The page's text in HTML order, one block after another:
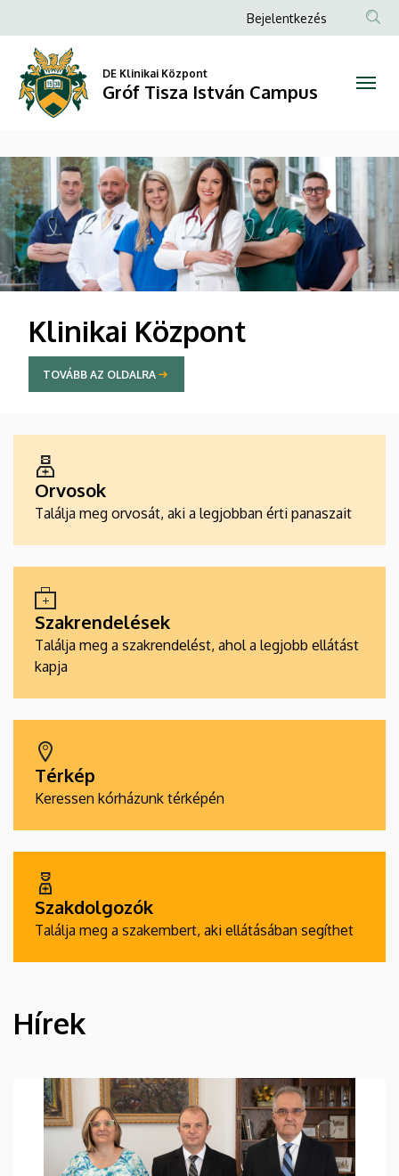
Tisza
István
Campus
Anonim
menüje
Bejelentkezés
DE Klinikai Központ
Gróf Tisza István Campus
Klinikai Központ
TOVÁBB AZ OLDALRA
Orvosok
Találja meg orvosát, aki a legjobban érti panaszait
Szakrendelések
Találja meg a szakrendelést, ahol a legjobb ellátást
kapja
Térkép
Keressen kórházunk térképén
Szakdolgozók
Találja meg a szakembert, aki ellátásában segíthet
HÍREK
Hírek